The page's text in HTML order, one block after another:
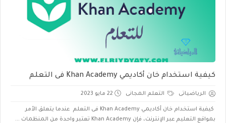
كيفية استخدام خان أكاديمي Khan Academy فى التعلم
الرياضياتى التعلم المجانى 22 مايو 2023
كيفية استخدام خان أكاديمي Khan Academy فى التعلم عندما يتعلق الأمر
بمواقع التعليم عبر الإنترنت، فإن Khan Academy تعتبر واحدة من المنظمات ...